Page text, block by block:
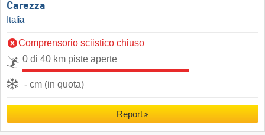
Carezza
Italia
Comprensorio sciistico chiuso
0 di 40 km piste aperte
- cm (in quota)
Report